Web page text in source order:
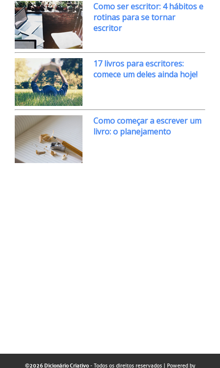
Como ser escritor: 4 hábitos e
rotinas para se tornar
escritor
17 livros para escritores:
comece um deles ainda hoje!
Como começar a escrever um
livro: o planejamento
©2026 Dicionário Criativo- Todos os direitos reservados| Powered by